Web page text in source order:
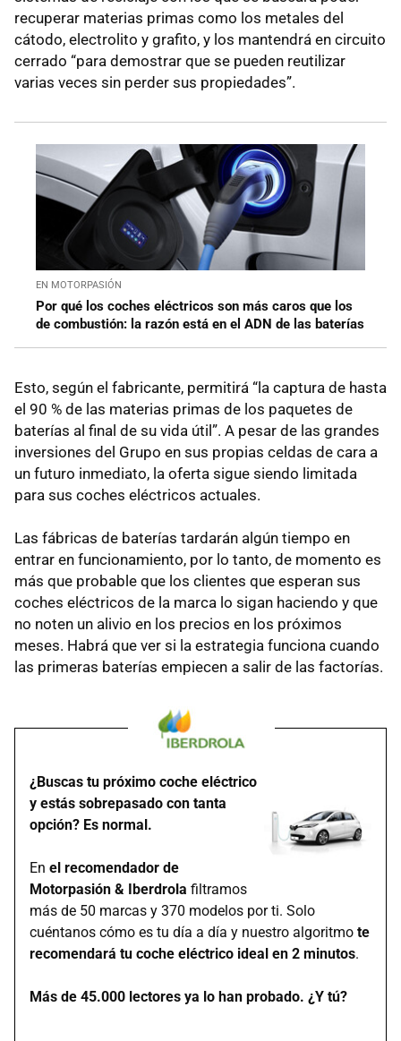
recuperar materias primas como los metales del
cátodo, electrolito y grafito, y los mantendrá en circuito
cerrado “para demostrar que se pueden reutilizar
varias veces sin perder sus propiedades”.
EN MOTORPASIÓN
Por qué los coches eléctricos son más caros que los
de combustión: la razón está en el ADN de las baterías
Esto, según el fabricante, permitirá “la captura de hasta
el 90 % de las materias primas de los paquetes de
baterías al final de su vida útil”. A pesar de las grandes
inversiones del Grupo en sus propias celdas de cara a
un futuro inmediato, la oferta sigue siendo limitada
para sus coches eléctricos actuales.
Las fábricas de baterías tardarán algún tiempo en
entrar en funcionamiento, por lo tanto, de momento es
más que probable que los clientes que esperan sus
coches eléctricos de la marca lo sigan haciendo y que
no noten un alivio en los precios en los próximos
meses. Habrá que ver si la estrategia funciona cuando
las primeras baterías empiecen a salir de las factorías.
¿Buscas tu próximo coche eléctrico
y estás sobrepasado con tanta
opción? Es normal.
En el recomendador de
Motorpasión & Iberdrola filtramos
más de 50 marcas y 370 modelos por ti. Solo
cuéntanos cómo es tu día a día y nuestro algoritmo te
recomendará tu coche eléctrico ideal en 2 minutos.
Más de 45.000 lectores ya lo han probado. ¿Y tú?